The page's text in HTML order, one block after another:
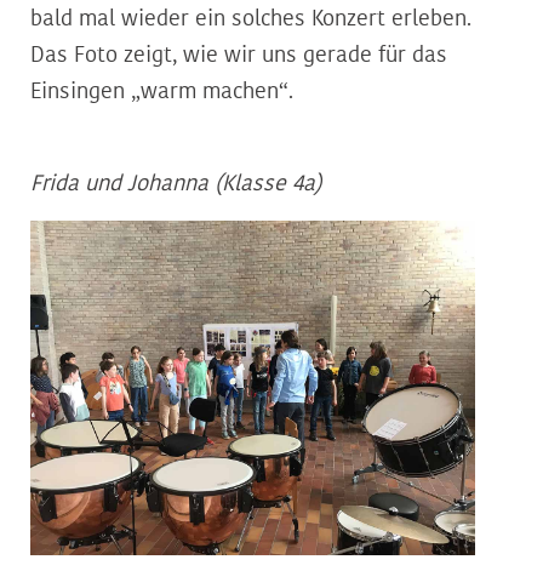
bald mal wieder ein solches Konzert erleben.
Das Foto zeigt, wie wir uns gerade für das
Einsingen „warm machen“.
Frida und Johanna (Klasse 4a)